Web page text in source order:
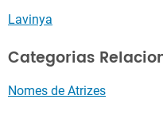
Lavinya
Categorias
Nomes de Atrizes